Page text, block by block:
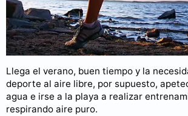
Llega el verano, buen tiempo y la
deporte al aire libre, por supuesto,
agua e irse a la playa a realizar
respirando aire puro.